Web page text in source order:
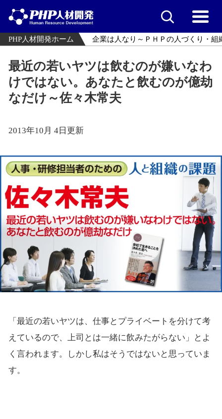
PHP人材開発ホーム 企業は人なり～ＰＨＰの人づくり・組
最近の若いヤツは飲むのが嫌いなわ
けではない。あなたと飲むのが億劫
なだけ～佐々木常夫
2013年10月 4日更新
「最近の若いヤツは、仕事とプライベートを分けて考
えているので、上司とは一緒に飲みたがらない」とよ
く言われます。しかし私はそうではないと思っていま
す。